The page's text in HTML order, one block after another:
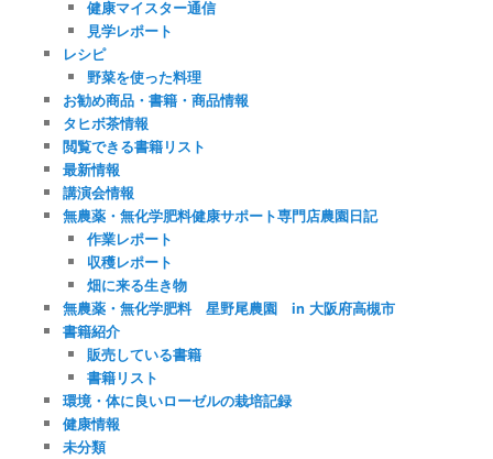
健康マイスター通信
見学レポート
レシピ
野菜を使った料理
お勧め商品・書籍・商品情報
タヒボ茶情報
閲覧できる書籍リスト
最新情報
講演会情報
無農薬・無化学肥料健康サポート専門店農園日記
作業レポート
収穫レポート
畑に来る生き物
無農薬・無化学肥料 星野尾農園 in 大阪府高槻市
書籍紹介
販売している書籍
書籍リスト
環境・体に良いローゼルの栽培記録
健康情報
未分類